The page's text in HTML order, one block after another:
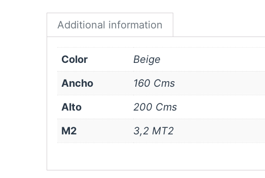
Additional information
Color
Beige
Ancho
160 Cms
Alto
200 Cms
M2
3,2 MT2